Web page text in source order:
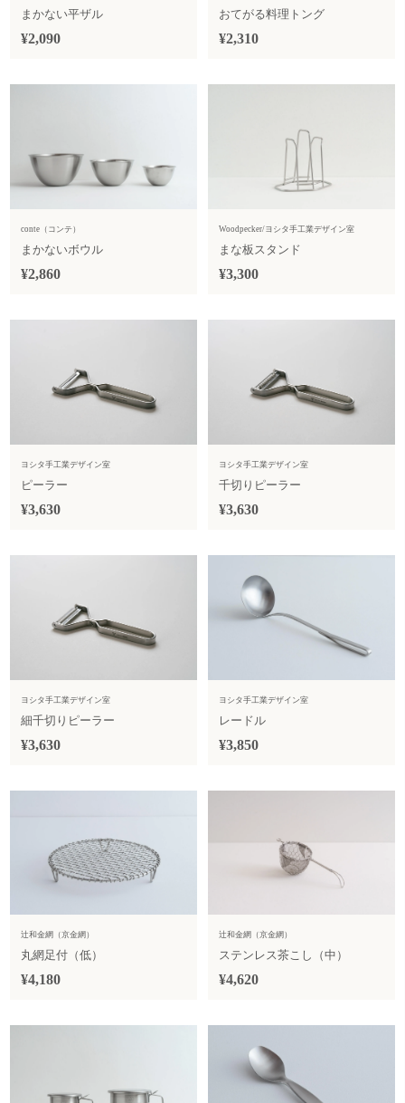
まかない平ザル
¥2,090
おてがる料理トング
¥2,310
conte（コンテ）
まかないボウル
¥2,860
Woodpecker/ヨシタ手工業デザイン室
まな板スタンド
¥3,300
ヨシタ手工業デザイン室
ピーラー
¥3,630
ヨシタ手工業デザイン室
千切りピーラー
¥3,630
ヨシタ手工業デザイン室
細千切りピーラー
¥3,630
ヨシタ手工業デザイン室
レードル
¥3,850
辻和金網（京金網）
丸網足付（低）
¥4,180
辻和金網（京金網）
ステンレス茶こし（中）
¥4,620